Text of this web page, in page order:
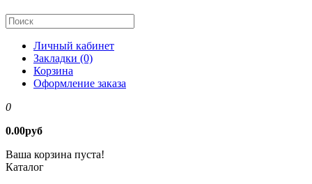
Личный кабинет
Закладки (0)
Корзина
Оформление заказа
0
0.00руб
Ваша корзина пуста!
Каталог